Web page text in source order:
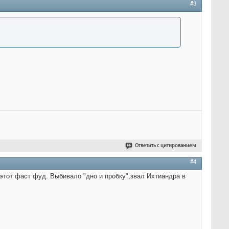
#3
Ответить с цитированием
#4
фаст фуд. Выбивало "дно и пробку",звал Ихтиандра в